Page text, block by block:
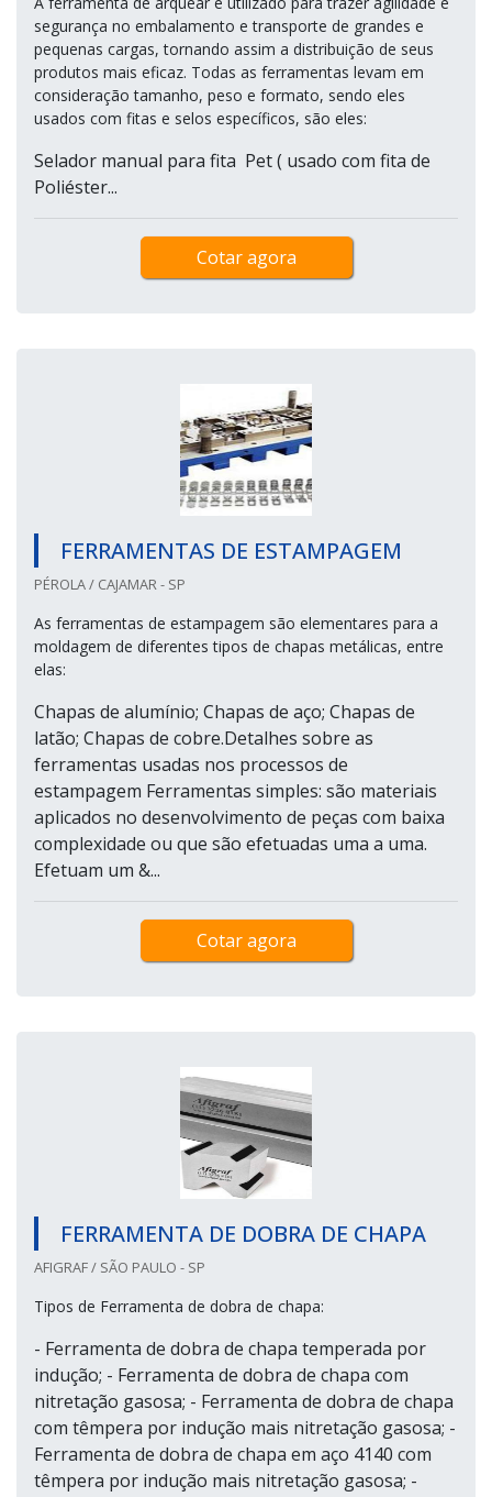
segurança no embalamento e transporte de grandes e
pequenas cargas, tornando assim a distribuição de seus
produtos mais eficaz. Todas as ferramentas levam em
consideração tamanho, peso e formato, sendo eles
usados com fitas e selos específicos, são eles:
Selador manual para fita Pet ( usado com fita de
Poliéster...
Cotar agora
FERRAMENTAS DE ESTAMPAGEM
PÉROLA / CAJAMAR - SP
As ferramentas de estampagem são elementares para a
moldagem de diferentes tipos de chapas metálicas, entre
elas:
Chapas de alumínio; Chapas de aço; Chapas de
latão; Chapas de cobre.Detalhes sobre as
ferramentas usadas nos processos de
estampagem Ferramentas simples: são materiais
aplicados no desenvolvimento de peças com baixa
complexidade ou que são efetuadas uma a uma.
Efetuam um &...
Cotar agora
FERRAMENTA DE DOBRA DE CHAPA
AFIGRAF / SÃO PAULO - SP
Tipos de Ferramenta de dobra de chapa:
- Ferramenta de dobra de chapa temperada por
indução; - Ferramenta de dobra de chapa com
nitretação gasosa; - Ferramenta de dobra de chapa
com têmpera por indução mais nitretação gasosa; -
Ferramenta de dobra de chapa em aço 4140 com
têmpera por indução mais nitretação gasosa; -